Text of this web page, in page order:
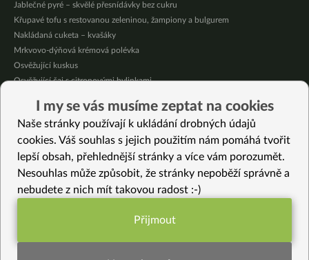
Jablečné pyré – skvělé přesnídávky bez cukru
Křupavé tofu s restovanou zeleninou, žampiony a bulgurem
Nakládaná cuketa – kvašáky
Mrkvovo-dýňová krémová polévka
Osvěžující kuskus
Osvěžující čaj s citronovými bylinkami
Čokoládové muffiny s mangovým krémem
Meruňky a jablka v citrónovém želé
Vybrané recepty
Japonský špenátový salát Hourensou no goma-ae
Jáhlovo-tofu dezert do skleničky s jablky a čokoládou (bez lepku)
Amarantové Kedgeree s mungo fazolkou
5x luxusní domácí čaje z čerstvého ovoce (ideální do chladného počasí)
I my se vás musíme zeptat na cookies
Naše stránky používají k ukládání drobných údajů
cookies. Váš souhlas s jejich použitím nám pomáhá tvořit
lepší obsah, přehlednější stránky a více vám porozumět.
Nesouhlas může způsobit, že stránky nepoběží správně a
nebudete z nich mít takovou radost :-)
Funkční nastavení potřebujeme (vždy
Přijmout